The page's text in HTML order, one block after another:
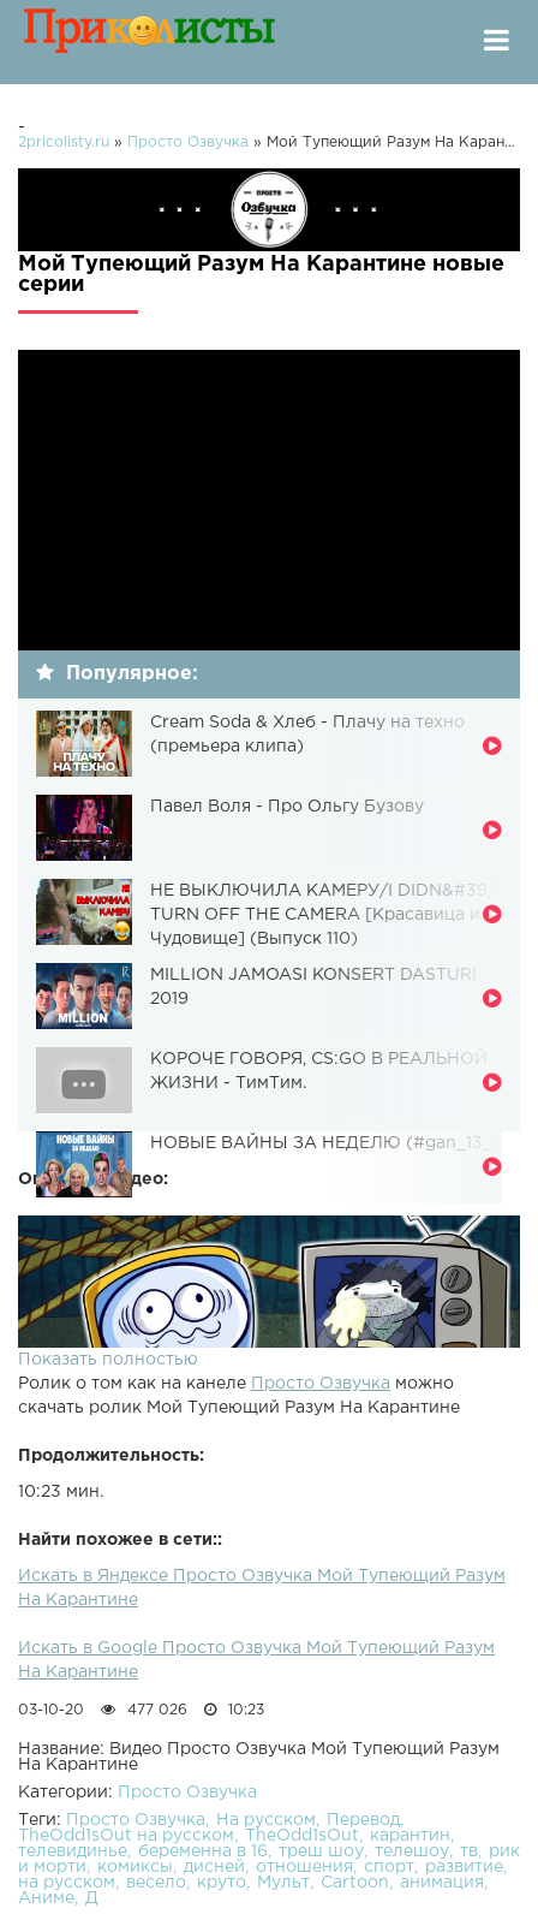
-
2pricolisty.ru » Просто Озвучка » Мой Тупеющий Разум На Карантине
Мой Тупеющий Разум На Карантине новые
серии
Популярное:
Cream Soda & Хлеб - Плачу на техно
(премьера клипа)
Павел Воля - Про Ольгу Бузову
НЕ ВЫКЛЮЧИЛА КАМЕРУ/I DIDN&#39;T
TURN OFF THE CAMERA [Красавица и
Чудовище] (Выпуск 110)
MILLION JAMOASI KONSERT DASTURI
2019
КОРОЧЕ ГОВОРЯ, CS:GO В РЕАЛЬНОЙ
ЖИЗНИ - ТимТим.
НОВЫЕ ВАЙНЫ ЗА НЕДЕЛЮ (#gan_13_)
Описание видео:
Показать полностью
Ролик о том как на канеле
Просто Озвучка можно
скачать ролик Мой Тупеющий Разум На Карантине
Продолжительность:
10:23 мин.
Найти похожее в сети::
Искать в Яндексе Просто Озвучка Мой Тупеющий Разум
На Карантине
Искать в Google Просто Озвучка Мой Тупеющий Разум
На Карантине
03-10-20 477 026 10:23
Название: Видео Просто Озвучка Мой Тупеющий Разум
На Карантине
Категории:
Просто Озвучка
Теги:
Просто Озвучка На русском
Перевод
TheOdd1sOut на русском
TheOdd1sOut
карантин
телевидинье
беременна в 16 треш шоу телешоу тв
рик
и морти
комиксы дисней отношения спорт
развитие
на русском
весело круто Мульт Cartoon
анимация
Аниме
Д